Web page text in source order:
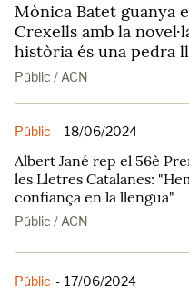
Mònica Batet guanya
Crexells amb la
història és una pedra
Públic / ACN
Públic - 18/06/2024
Albert Jané rep el 56è
les Lletres Catalanes:
confiança en la llengua"
Públic / ACN
Públic - 17/06/2024